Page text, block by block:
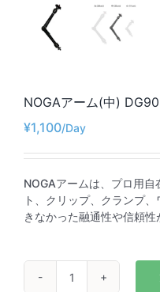
NOGAアーム(中)
¥1,100
NOGAアームは、プロ用
ト、クリップ、クランプ
きなかった融通性や信頼性
NOGA